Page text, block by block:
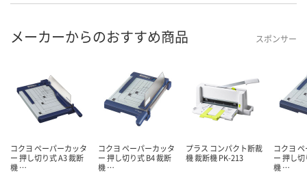
メーカーからのおすすめ商品 スポンサー
コクヨ ペーパーカッタ
ー 押し切り式 A3 裁断
機 …
コクヨ ペーパーカッタ
ー 押し切り式 B4 裁断
機 …
プラス コンパクト断裁
機 裁断機 PK-213
コクヨ
ー 押し
機 …